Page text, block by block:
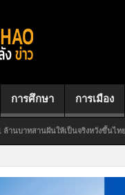
การศึกษา การเมือง
เป็นจริงหวังขึ้นไทยลีก 2 สส